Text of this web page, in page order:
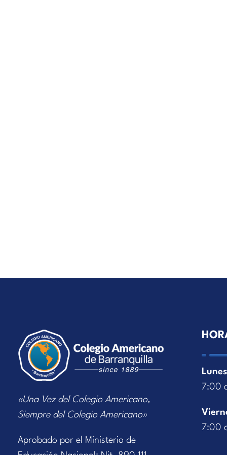
«Una Vez del Colegio Americano,
Siempre del Colegio Americano»
Aprobado por el Ministerio de
7:00
7:00